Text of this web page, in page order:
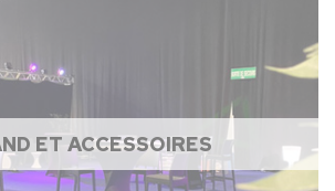
ET ACCESSOIRES